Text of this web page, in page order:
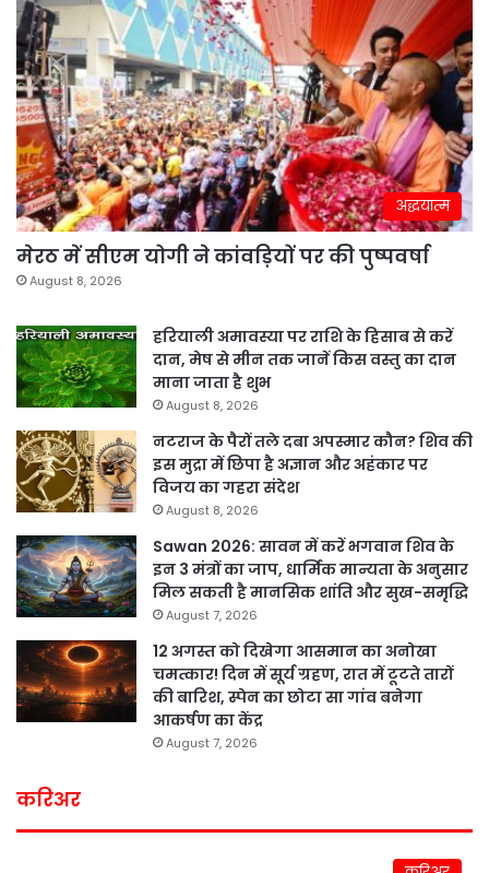
अद्धयात्म
मेरठ में सीएम योगी ने कांवड़ियों पर की पुष्पवर्षा
August 8, 2026
हरियाली अमावस्या पर राशि के हिसाब से करें
दान, मेष से मीन तक जानें किस वस्तु का दान
माना जाता है शुभ
August 8, 2026
नटराज के पैरों तले दबा अपस्मार कौन? शिव की
इस मुद्रा में छिपा है अज्ञान और अहंकार पर
विजय का गहरा संदेश
August 8, 2026
Sawan 2026: सावन में करें भगवान शिव के
इन 3 मंत्रों का जाप, धार्मिक मान्यता के अनुसार
मिल सकती है मानसिक शांति और सुख-समृद्धि
August 7, 2026
12 अगस्त को दिखेगा आसमान का अनोखा
चमत्कार! दिन में सूर्य ग्रहण, रात में टूटते तारों
की बारिश, स्पेन का छोटा सा गांव बनेगा
आकर्षण का केंद्र
August 7, 2026
करिअर